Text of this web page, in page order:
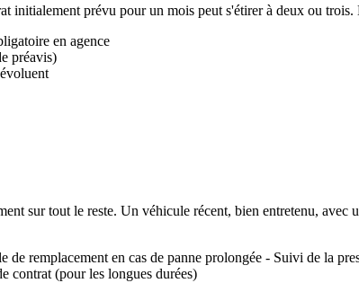
initialement prévu pour un mois peut s'étirer à deux ou
en agence
préavis)
sur tout le reste. Un véhicule récent, bien entretenu,
remplacement en cas de panne prolongée - Suivi de la
contrat (pour les longues durées)